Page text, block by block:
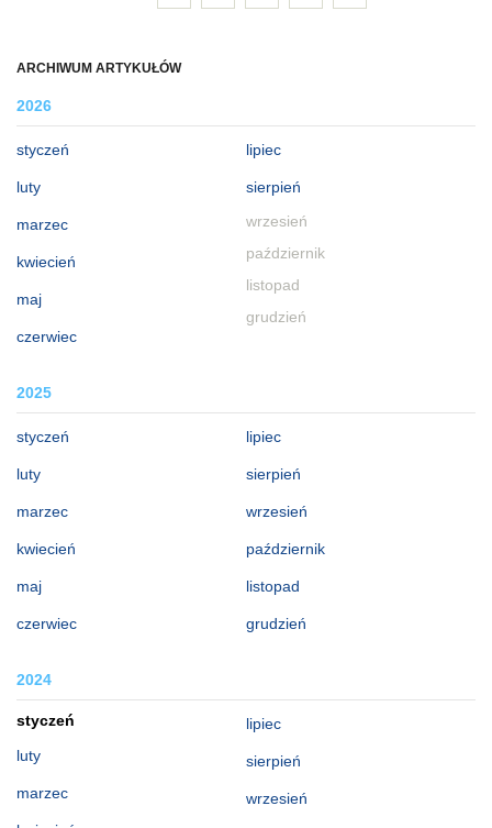
ARCHIWUM ARTYKUŁÓW
2026
styczeń
luty
marzec
kwiecień
maj
czerwiec
lipiec
sierpień
wrzesień
październik
listopad
grudzień
2025
styczeń
luty
marzec
kwiecień
maj
czerwiec
lipiec
sierpień
wrzesień
październik
listopad
grudzień
2024
styczeń
luty
marzec
lipiec
sierpień
wrzesień